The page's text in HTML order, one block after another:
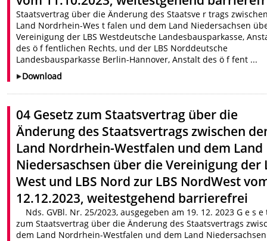
Staatsvertrag über die Änderung des Staatsve r trags
Land Nordrhein-Wes t falen und dem Land Niedersachsen
Vereinigung der LBS Westdeutsche Landesbausparkasse,
des ö f fentlichen Rechts, und der LBS Norddeutsche
Landesbausparkasse Berlin-Hannover, Anstalt des ö f fent ...
Download
04 Gesetz zum Staatsvertrag über die
Änderung des Staatsvertrags zwischen
Land Nordrhein-Westfalen und dem Land
Niedersaschsen über die Vereinigung der
West und LBS Nord zur LBS NordWest
12.12.2023, weitestgehend barrierefrei
Nds. GVBl. Nr. 25/2023, ausgegeben am 19. 12. 2023 G e s e
zum Staatsvertrag über die Änderung des Staatsvertrags
dem Land Nordrhein-Westfalen und dem Land